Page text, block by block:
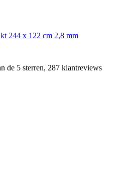
244 x 122 cm 2,8 mm
de 5 sterren, 287 klantreviews